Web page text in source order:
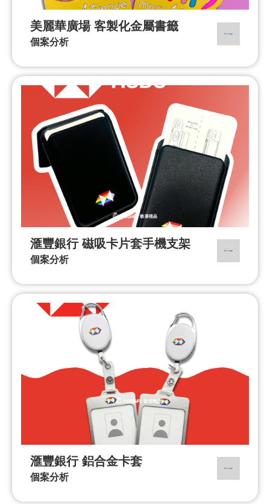
美麗華廣場 客製化金屬書籤
個案分析
滙豐銀行 磁吸卡片套手機支架
個案分析
滙豐銀行 鋁合金卡套
個案分析